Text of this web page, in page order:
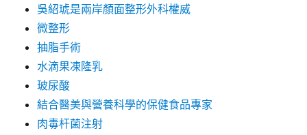
吳紹琥是兩岸顏面整形外科權威
微整形
抽脂手術
水滴果凍隆乳
玻尿酸
結合醫美與營養科學的保健食品專家
肉毒杆菌注射